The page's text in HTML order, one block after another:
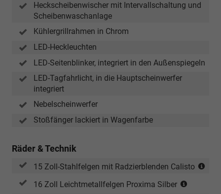
Heckscheibenwischer mit Intervallschaltung und
Scheibenwaschanlage
Kühlergrillrahmen in Chrom
LED-Heckleuchten
LED-Seitenblinker, integriert in den Außenspiegeln
LED-Tagfahrlicht, in die Hauptscheinwerfer
integriert
Nebelscheinwerfer
Stoßfänger lackiert in Wagenfarbe
Räder & Technik
15 Zoll-Stahlfelgen mit Radzierblenden Calisto
16 Zoll Leichtmetallfelgen Proxima Silber